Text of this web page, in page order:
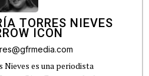
TORRES NIEVES
es una periodista